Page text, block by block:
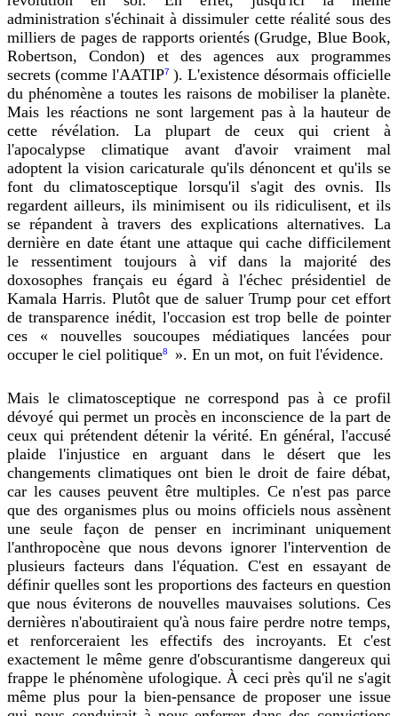
administration s'échinait à dissimuler cette réalité sous des
milliers de pages de rapports orientés (Grudge, Blue Book,
Robertson, Condon) et des agences aux programmes
secrets (comme l'AATIP7 ). L'existence désormais officielle
du phénomène a toutes les raisons de mobiliser la planète.
Mais les réactions ne sont largement pas à la hauteur de
cette révélation. La plupart de ceux qui crient à
l'apocalypse climatique avant d'avoir vraiment mal
adoptent la vision caricaturale qu'ils dénoncent et qu'ils se
font du climatosceptique lorsqu'il s'agit des ovnis. Ils
regardent ailleurs, ils minimisent ou ils ridiculisent, et ils
se répandent à travers des explications alternatives. La
dernière en date étant une attaque qui cache difficilement
le ressentiment toujours à vif dans la majorité des
doxosophes français eu égard à l'échec présidentiel de
Kamala Harris. Plutôt que de saluer Trump pour cet effort
de transparence inédit, l'occasion est trop belle de pointer
ces « nouvelles soucoupes médiatiques lancées pour
occuper le ciel politique8 ». En un mot, on fuit l'évidence.
Mais le climatosceptique ne correspond pas à ce profil
dévoyé qui permet un procès en inconscience de la part de
ceux qui prétendent détenir la vérité. En général, l'accusé
plaide l'injustice en arguant dans le désert que les
changements climatiques ont bien le droit de faire débat,
car les causes peuvent être multiples. Ce n'est pas parce
que des organismes plus ou moins officiels nous assènent
une seule façon de penser en incriminant uniquement
l'anthropocène que nous devons ignorer l'intervention de
plusieurs facteurs dans l'équation. C'est en essayant de
définir quelles sont les proportions des facteurs en question
que nous éviterons de nouvelles mauvaises solutions. Ces
dernières n'aboutiraient qu'à nous faire perdre notre temps,
et renforceraient les effectifs des incroyants. Et c'est
exactement le même genre d'obscurantisme dangereux qui
frappe le phénomène ufologique. À ceci près qu'il ne s'agit
même plus pour la bien-pensance de proposer une issue